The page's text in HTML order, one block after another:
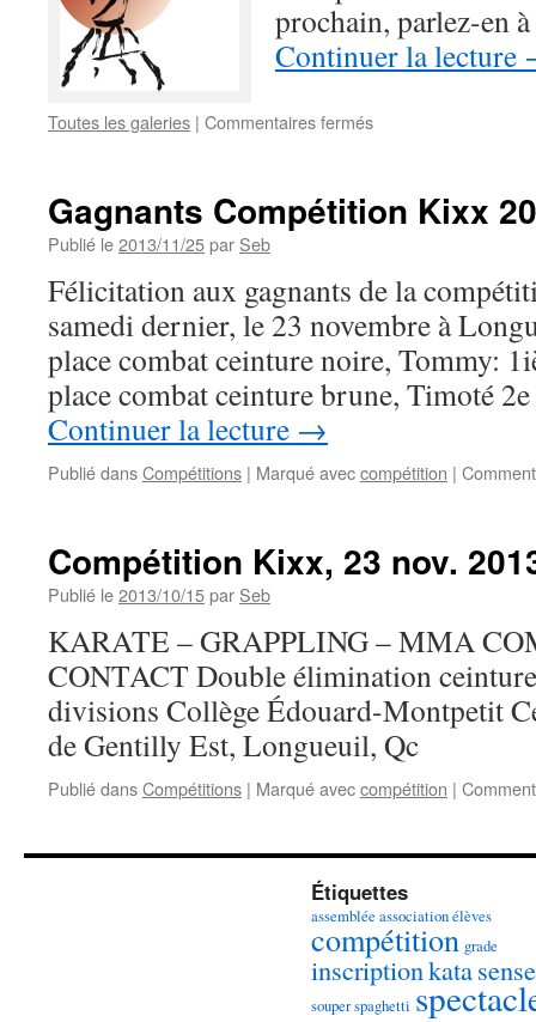
prochain, parlez-en
Continuer la lecture
Toutes les galeries | Commentaires ferméssur
février
Gagnants Compétition Kixx
Publié le2013/11/25par Seb
Félicitation aux gagnants de la
samedi dernier, le 23 novembre à
place combat ceinture noire, Tommy:
place combat ceinture brune, Timoté
Continuer la lecture →
Publié dansCompétitions | Marqué aveccompétition |
Compétition Kixx, 23 nov.
Publié le2013/10/15par Seb
KARATE – GRAPPLING – MMA
CONTACT Double élimination
divisions Collège Édouard-Montpetit
de Gentilly Est, Longueuil, Qc
Publié dansCompétitions | Marqué aveccompétition |
Étiquettes
assemblée association élèves
compétition grade
inscriptionkata
souper spaghetti